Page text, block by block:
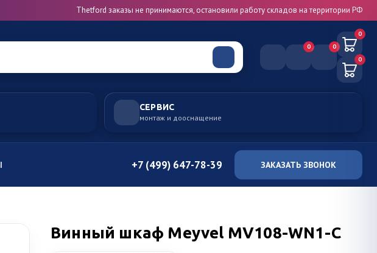
Thetford заказы не принимаются, остановили работу складов на территории РФ
0 0
0
0
СЕРВИС
монтаж и дооснащение
+7 (499) 647-78-39 ЗАКАЗАТЬ ЗВОНОК
Винный шкаф Meyvel MV108-WN1-C